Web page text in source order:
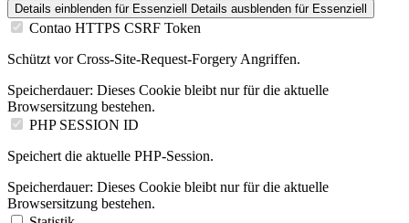
Details einblenden für Essenziell Details ausblenden für Essenziell
Contao HTTPS CSRF Token
Schützt vor Cross-Site-Request-Forgery Angriffen.
Speicherdauer: Dieses Cookie bleibt nur für die aktuelle
Browsersitzung bestehen.
PHP SESSION ID
Speichert die aktuelle PHP-Session.
Speicherdauer: Dieses Cookie bleibt nur für die aktuelle
Browsersitzung bestehen.